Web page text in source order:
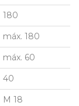
180
máx. 180
máx. 60
40
M 18